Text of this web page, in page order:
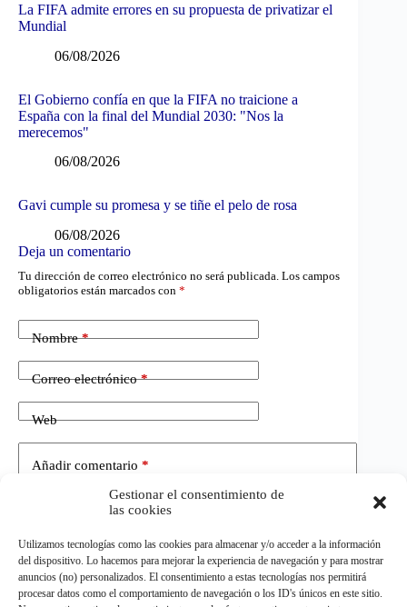
Gestionar el consentimiento de
las cookies
Utilizamos tecnologías como las cookies para almacenar y/o acceder a la información
del dispositivo. Lo hacemos para mejorar la experiencia de navegación y para mostrar
anuncios (no) personalizados. El consentimiento a estas tecnologías nos permitirá
procesar datos como el comportamiento de navegación o los ID's únicos en este sitio.
La FIFA admite errores en su propuesta de privatizar el
Mundial
06/08/2026
El Gobierno confía en que la FIFA no traicione a
España con la final del Mundial 2030: "Nos la
merecemos"
06/08/2026
Gavi cumple su promesa y se tiñe el pelo de rosa
06/08/2026
Deja un comentario
Tu dirección de correo electrónico no será publicada. Los campos
obligatorios están marcados con *
Nombre*
Correo electrónico*
Web
Añadir comentario *